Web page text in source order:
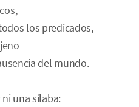
los predicados,
del mundo.
una sílaba: